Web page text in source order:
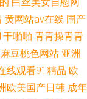
黄网站av在线 国产
干啪啪 青青操青青
麻豆桃色网站 亚洲
线观看91精品 欧
欧美国产日韩 成年